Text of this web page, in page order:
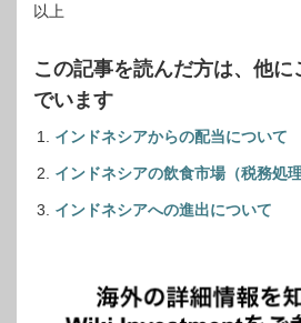
以上
この記事を読んだ方は、他
でいます
インドネシアからの配当について
インドネシアの飲食市場（税務処
インドネシアへの進出について